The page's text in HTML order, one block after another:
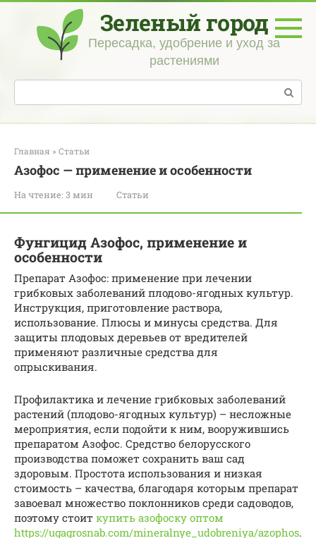
Перейти
контенту
Зеленый город
Пересадка, удобрение и уход за
растениями
Поиск:
Главная » Статьи
Азофос — применение и особенности
На чтение: 3 мин Статьи
Фунгицид Азофос, применение и
особенности
Препарат Азофос: применение при лечении
грибковых заболеваний плодово-ягодных культур.
Инструкция, приготовление раствора,
использование. Плюсы и минусы средства. Для
защиты плодовых деревьев от вредителей
применяют различные средства для
опрыскивания.
Профилактика и лечение грибковых заболеваний
растений (плодово-ягодных культур) – несложные
мероприятия, если подойти к ним, вооружившись
препаратом Азофос. Средство белорусского
производства поможет сохранить ваш сад
здоровым. Простота использования и низкая
стоимость – качества, благодаря которым препарат
завоевал множество поклонников среди садоводов,
поэтому стоит купить азофоску оптом
https://ugagrosnab.com/mineralnye_udobreniya/azophos.